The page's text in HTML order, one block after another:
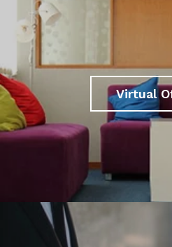
Virtual